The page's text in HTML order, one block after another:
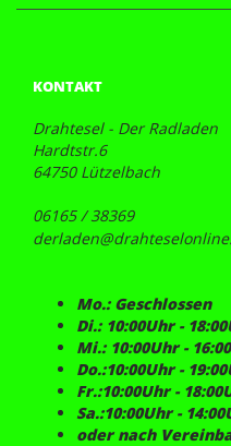
KONTAKT
Drahtesel - Der Radladen
Hardtstr.6
64750 Lützelbach
06165 / 38369
Mo.: Geschlossen
Di.: 10:00Uhr -
Mi.: 10:00Uhr -
Do.:10:00Uhr -
Fr.:10:00Uhr -
Sa.:10:00Uhr -
oder nach